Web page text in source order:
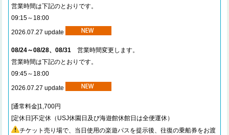
営業時間は下記のとおりです。
09:15～18:00
2026.07.27 update
08/24～08/28、08/31営業時間変更します。
営業時間は下記のとおりです。
09:45～18:00
2026.07.27 update
[通常料金]1,700円
[定休日]不定休（USJ休園日及び海遊館休館日は全便運休）
チケット売り場で、当日使用の楽遊パスを提示後、往復の乗船券をお渡